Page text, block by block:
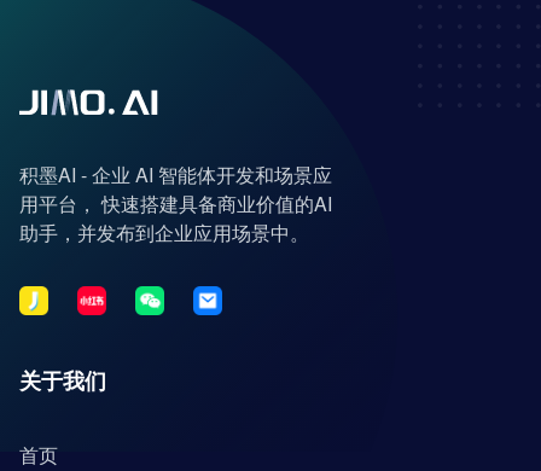
积墨AI - 企业 AI 智能体开发和场景应
用平台， 快速搭建具备商业价值的AI
助手，并发布到企业应用场景中。
关于我们
首页